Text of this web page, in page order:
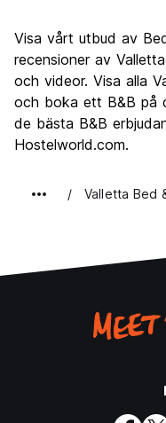
Kultur
Festa
Värde för pengarna
Visa vårt utbud av
recensioner av
och videor. Visa alla
och boka ett B&B på
de bästa B&B
Hostelworld.com.
Valletta Bed